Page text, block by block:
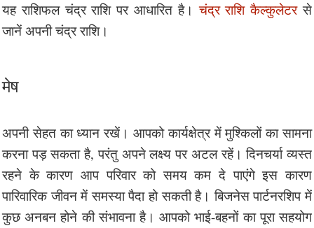
यह राशिफल चंद्र राशि पर आधारित है।चंद्र राशि कैल्कुलेटरसे
जानें अपनी चंद्र राशि।
मेष
अपनी सेहत का ध्यान रखें। आपको कार्यक्षेत्र में मुश्किलों का सामना
करना पड़ सकता है, परंतु अपने लक्ष्य पर अटल रहें। दिनचर्या व्यस्त
रहने के कारण आप परिवार को समय कम दे पाएंगे इस कारण
पारिवारिक जीवन में समस्या पैदा हो सकती है। बिजनेस पार्टनरशिप में
कुछ अनबन होने की संभावना है। आपको भाई-बहनों का पूरा सहयोग